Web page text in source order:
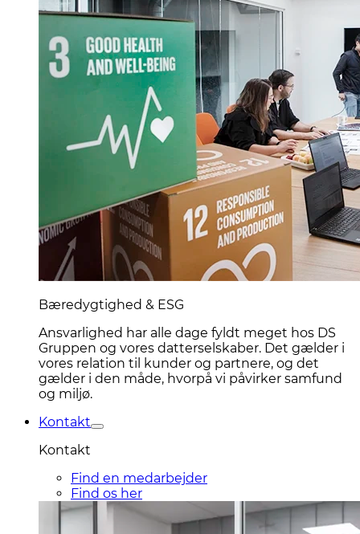
Bæredygtighed & ESG
Ansvarlighed har alle dage fyldt meget hos DS
Gruppen og vores datterselskaber. Det gælder i
vores relation til kunder og partnere, og det
gælder i den måde, hvorpå vi påvirker samfund
og miljø.
Kontakt
Kontakt
Find en medarbejder
Find os her